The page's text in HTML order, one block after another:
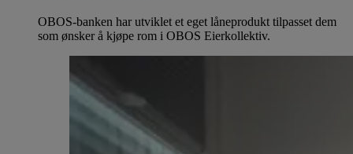
OBOS-banken har utviklet et eget låneprodukt tilpasset dem
som ønsker å kjøpe rom i OBOS Eierkollektiv.